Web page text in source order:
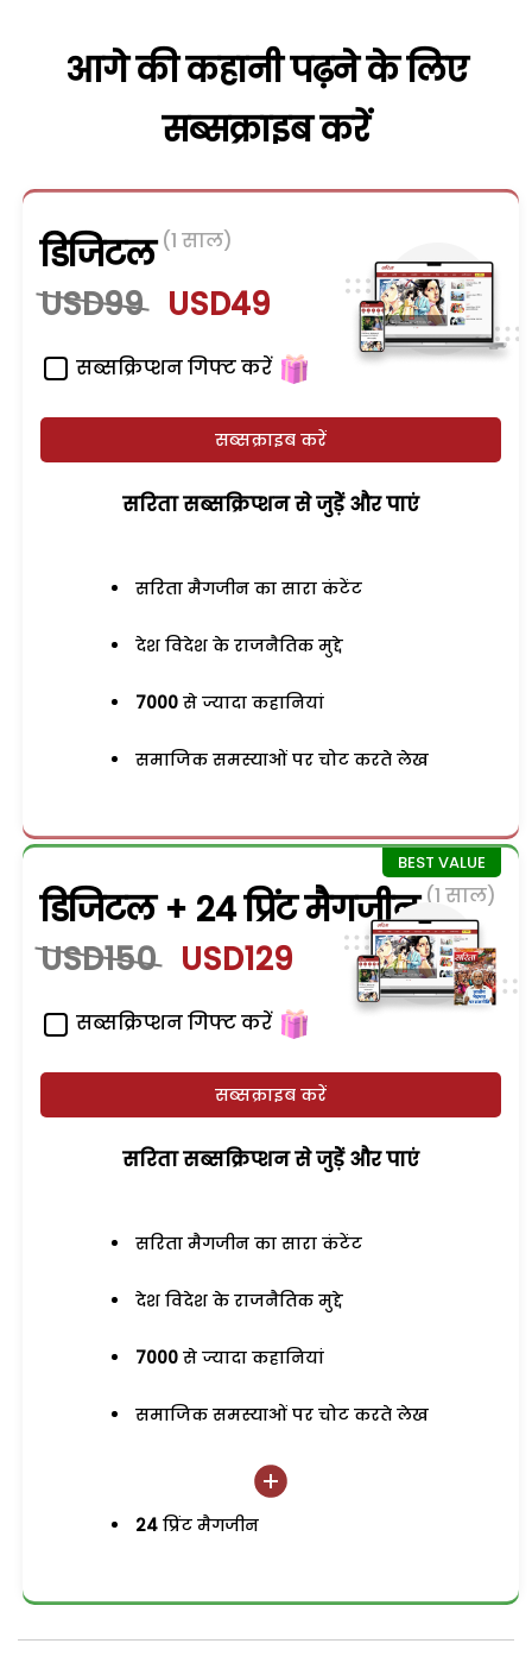
आगे की कहानी पढ़ने के लिए
सब्सक्राइब करें
डिजिटल (1 साल)
USD99 USD49
सब्सक्रिप्शन गिफ्ट करें
सब्सक्राइब करें
सरिता सब्सक्रिप्शन से जुड़ेें और पाएं
सरिता मैगजीन का सारा कंटेंट
देश विदेश के राजनैतिक मुद्दे
7000 से ज्यादा कहानियां
समाजिक समस्याओं पर चोट करते लेख
डिजिटल + 24 प्रिंट मैगजीन (1 साल)
USD150 USD129
सब्सक्रिप्शन गिफ्ट करें
सब्सक्राइब करें
सरिता सब्सक्रिप्शन से जुड़ेें और पाएं
सरिता मैगजीन का सारा कंटेंट
देश विदेश के राजनैतिक मुद्दे
7000 से ज्यादा कहानियां
समाजिक समस्याओं पर चोट करते लेख
24 प्रिंट मैगजीन